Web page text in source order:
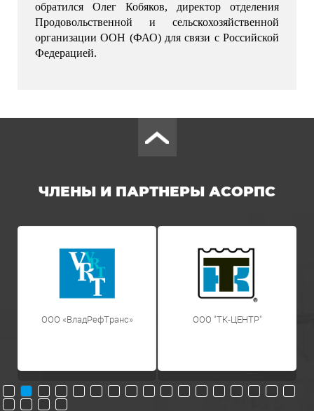
обратился Олег Кобяков, директор отделения
Продовольственной и сельскохозяйственной
организации ООН (ФАО) для связи с Российской
Федерацией.
ЧЛЕНЫ И ПАРТНЕРЫ АСОРПС
ООО «ВладРефТранс» OOO "ТК-ЦЕНТР"